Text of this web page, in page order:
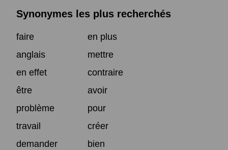
Synonymes les plus recherchés
faire
en plus
anglais
mettre
en effet
contraire
être
avoir
problème
pour
travail
créer
demander
bien